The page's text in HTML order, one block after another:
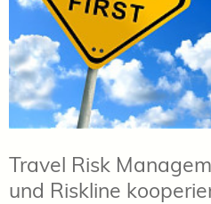
Travel Risk
und Riskline